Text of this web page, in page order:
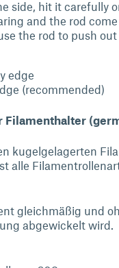
side, hit it carefully
and the rod
the rod to push
edge
(recommended)
Filamenthalter
kugelgelagerten
alle
gleichmäßig und
abgewickelt wird.